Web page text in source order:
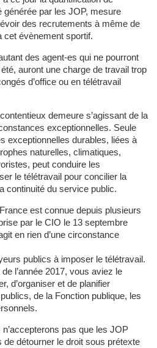
générée par les JOP, mesure
des recrutements à même de
cet évènement sportif.
des agent-es qui ne pourront
auront une charge de travail trop
d’office ou en télétravail
demeure s’agissant de la
exceptionnelles. Seule
exceptionnelles durables, liées à
naturelles, climatiques,
peut conduire les
le télétravail pour concilier la
continuité du service public.
est connue depuis plusieurs
par le CIO le 13 septembre
en rien d’une circonstance
publics à imposer le télétravail.
l’année 2017, vous aviez le
d’organiser et de planifier
de la Fonction publique, les
pas que les JOP
détourner le droit sous prétexte